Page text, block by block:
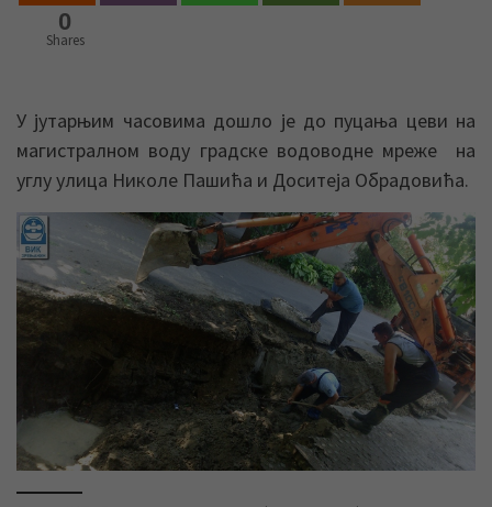
0
Shares
У јутарњим часовима дошло је до пуцања цеви на
магистралном воду градске водоводне мреже на
углу улица Николе Пашића и Доситеја Обрадовића.